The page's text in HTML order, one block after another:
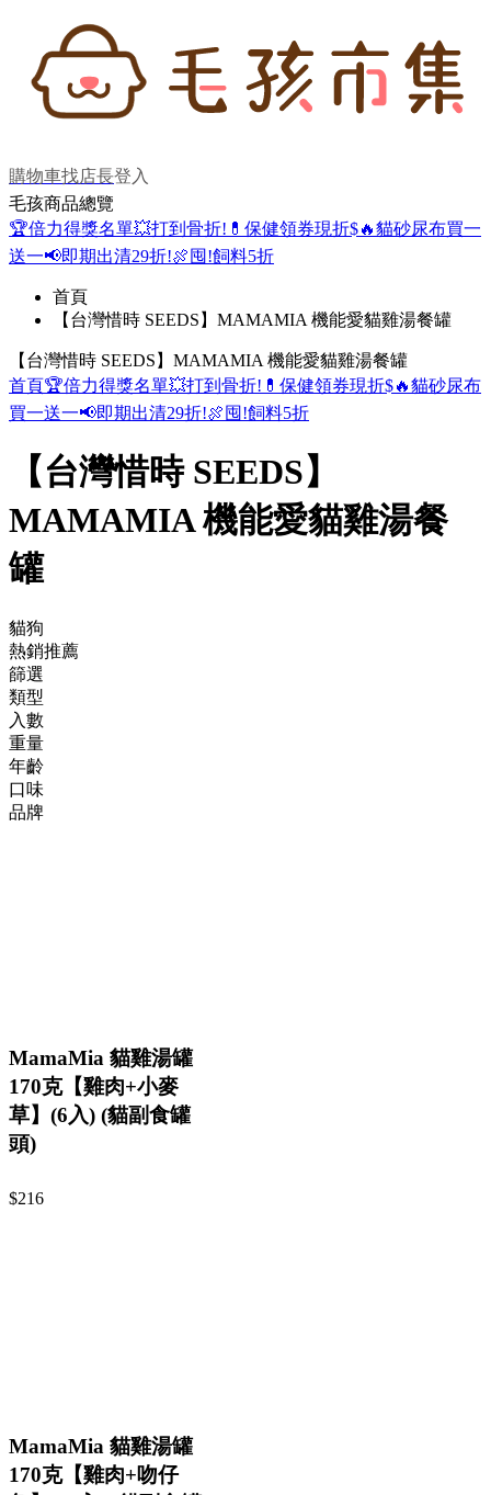
購物車找店長登入
毛孩商品總覽
🏆倍力得獎名單💥打到骨折! 💊保健領券現折$🔥貓砂尿布買一
送一📢即期出清29折!🍖囤!飼料5折
首頁
【台灣惜時 SEEDS】MAMAMIA 機能愛貓雞湯餐罐
【台灣惜時 SEEDS】MAMAMIA 機能愛貓雞湯餐罐
首頁🏆倍力得獎名單💥打到骨折! 💊保健領券現折$🔥貓砂尿布
買一送一📢即期出清29折!🍖囤!飼料5折
【台灣惜時 SEEDS】
MAMAMIA 機能愛貓雞湯餐
罐
貓狗
熱銷推薦
篩選
類型
入數
重量
年齡
口味
品牌
MamaMia 貓雞湯罐
170克【雞肉+小麥
草】(6入) (貓副食罐
頭)
$216
MamaMia 貓雞湯罐
170克【雞肉+吻仔